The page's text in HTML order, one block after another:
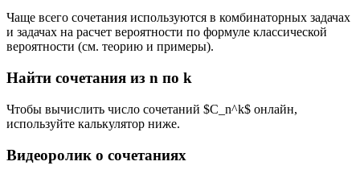
Чаще всего сочетания используются в комбинаторных задачах
и задачах на расчет вероятности по формуле классической
вероятности (см. теорию и примеры).
Найти сочетания из n по k
Чтобы вычислить число сочетаний $C_n^k$ онлайн,
используйте калькулятор ниже.
Видеоролик о сочетаниях